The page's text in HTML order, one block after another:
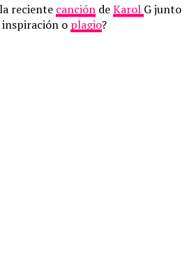
reciente canción deKarol G junto
inspiración o plagio?